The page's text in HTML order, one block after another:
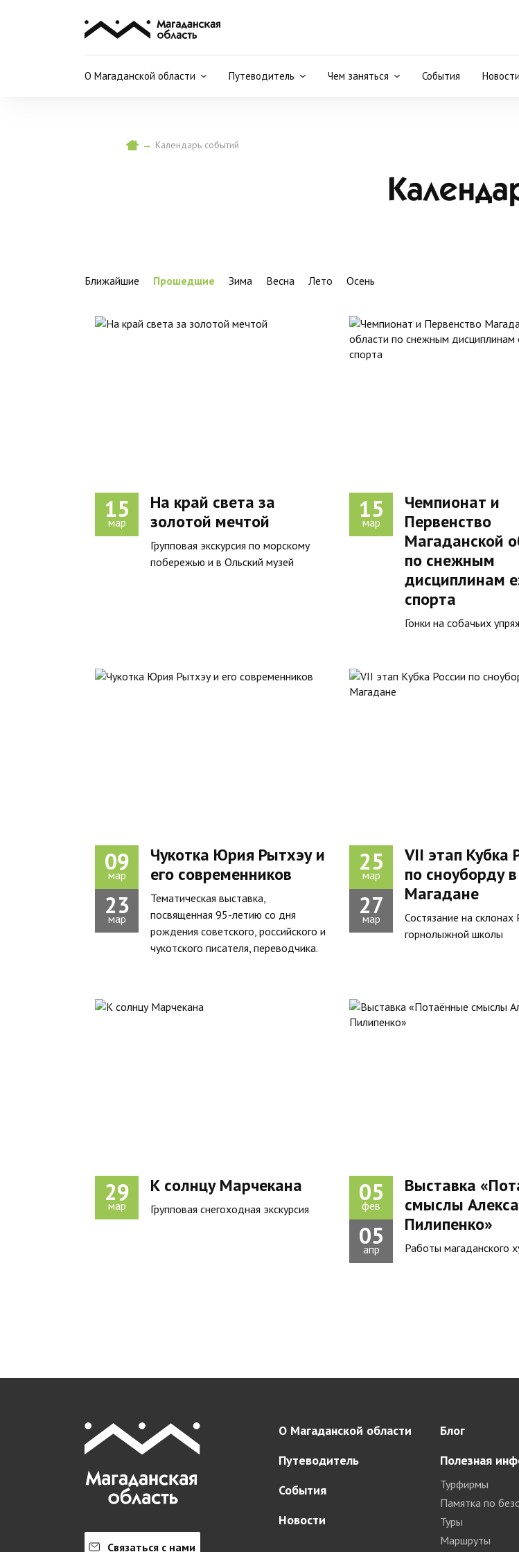
О Магаданской области Путеводитель Чем заняться События Новости
→ Календарь событий
Ближайшие Прошедшие Зима Весна Лето Осень
15
мар
На край света за
золотой мечтой
Групповая экскурсия по морскому
побережью и в Ольский музей
15
мар
Чемпионат и
Первенство
Магаданской
по снежным
дисциплинам
спорта
Гонки на собачьих
09
мар
23
мар
Чукотка Юрия Рытхэу и
его современников
Тематическая выставка,
посвященная 95-летию со дня
рождения советского, российского и
чукотского писателя, переводчика.
25
мар
27
мар
VII этап Кубка
по сноуборду в
Магадане
Состязание на склонах
горнолыжной школы
29
мар
К солнцу Марчекана
Групповая снегоходная экскурсия
05
фев
05
апр
Выставка
смыслы
Пилипенко»
Работы магаданского
Связаться с нами
О Магаданской области
Путеводитель
События
Новости
Блог
Полезная
Турфирмы
Памятка по
Туры
Маршруты